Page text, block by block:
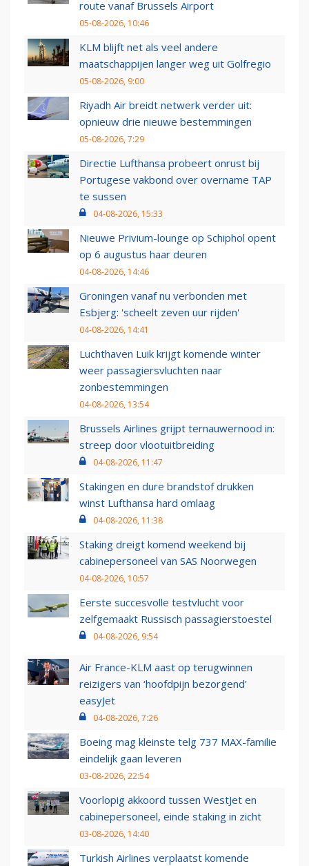
route vanaf Brussels Airport
05-08-2026, 10:46
KLM blijft net als veel andere
maatschappijen langer weg uit Golfregio
05-08-2026, 9:00
Riyadh Air breidt netwerk verder uit:
opnieuw drie nieuwe bestemmingen
05-08-2026, 7:29
Directie Lufthansa probeert onrust bij
Portugese vakbond over overname TAP
te sussen
04-08-2026, 15:33
Nieuwe Privium-lounge op Schiphol opent
op 6 augustus haar deuren
04-08-2026, 14:46
Groningen vanaf nu verbonden met
Esbjerg: 'scheelt zeven uur rijden'
04-08-2026, 14:41
Luchthaven Luik krijgt komende winter
weer passagiersvluchten naar
zonbestemmingen
04-08-2026, 13:54
Brussels Airlines grijpt ternauwernood in:
streep door vlootuitbreiding
04-08-2026, 11:47
Stakingen en dure brandstof drukken
winst Lufthansa hard omlaag
04-08-2026, 11:38
Staking dreigt komend weekend bij
cabinepersoneel van SAS Noorwegen
04-08-2026, 10:57
Eerste succesvolle testvlucht voor
zelfgemaakt Russisch passagierstoestel
04-08-2026, 9:54
Air France-KLM aast op terugwinnen
reizigers van ‘hoofdpijn bezorgend’
easyJet
04-08-2026, 7:26
Boeing mag kleinste telg 737 MAX-familie
eindelijk gaan leveren
03-08-2026, 22:54
Voorlopig akkoord tussen WestJet en
cabinepersoneel, einde staking in zicht
03-08-2026, 14:40
Turkish Airlines verplaatst komende